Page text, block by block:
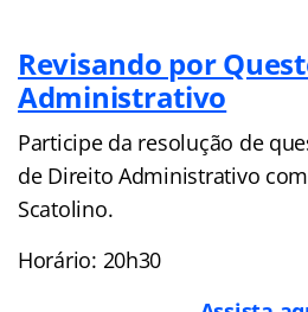
Revisando por
Administrativo
Participe da resolução de
de Direito Administrativo
Scatolino.
Horário: 20h30